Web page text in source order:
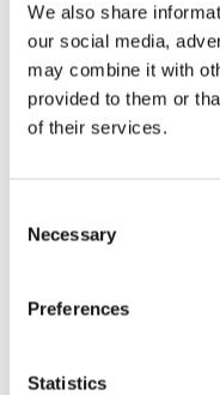
We also share
our social media,
may combine it with
provided to them or
of their services.
Selection
Necessary
Preferences
Statistics
CARACTÉRISTIQUES
Taille du lit
Salle de bain